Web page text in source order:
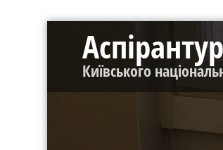
контентуКиївського